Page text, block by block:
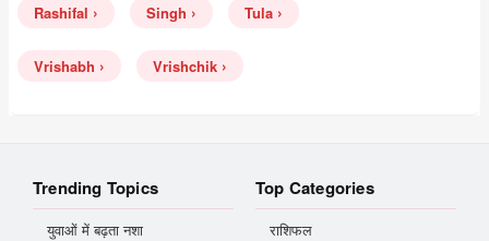
Rashifal Singh Tula
Vrishabh Vrishchik
Trending Topics
युवाओं में बढ़ता नशा
Top Categories
राशिफल